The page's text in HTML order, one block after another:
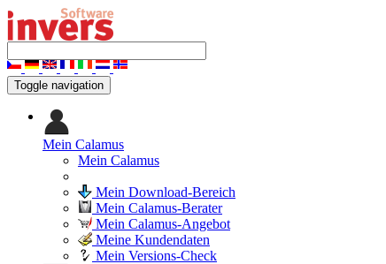
Toggle navigation
Mein Calamus
Mein Calamus
Mein Download-Bereich
Mein Calamus-Berater
Mein Calamus-Angebot
Meine Kundendaten
Mein Versions-Check